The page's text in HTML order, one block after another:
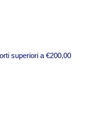
superiori a €200,00